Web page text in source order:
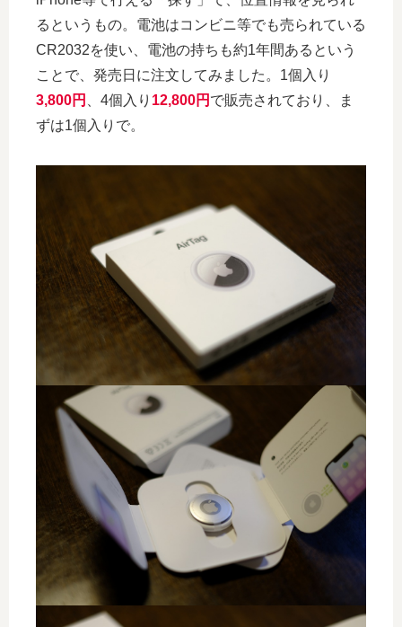
るというもの。電池はコンビニ等でも売られている
CR2032を使い、電池の持ちも約1年間あるという
ことで、発売日に注文してみました。1個入り
3,800円
、4個入り 12,800円 で販売されており、ま
ずは1個入りで。